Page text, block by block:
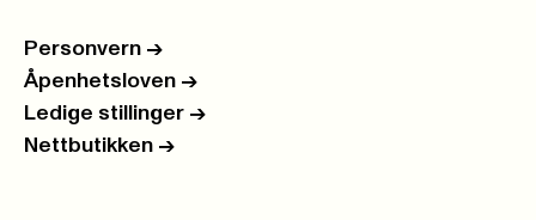
Personvern ->
Åpenhetsloven ->
Ledige stillinger ->
Nettbutikken ->